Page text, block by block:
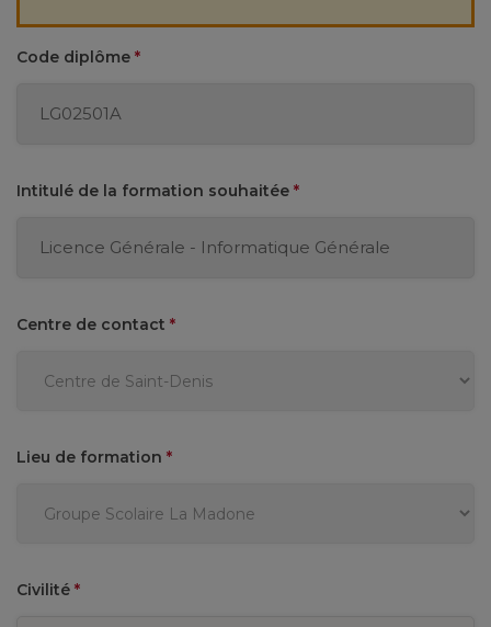
Code diplôme *
Intitulé de la formation souhaitée *
Centre de contact *
Lieu de formation *
Civilité *